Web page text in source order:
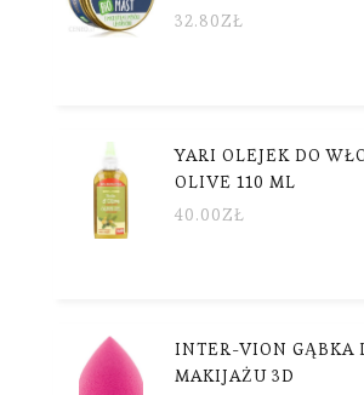
32.80ZŁ
YARI OLEJEK DO
OLIVE 110 ML
40.00ZŁ
INTER-VION GĄBKA
MAKIJAŻU 3D